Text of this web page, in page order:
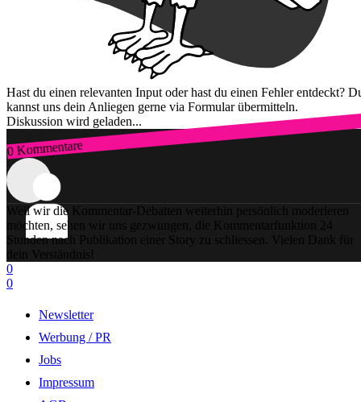
Hast du einen relevanten Input oder hast du einen Fehler entdeckt?
kannst uns dein Anliegen gerne via Formular übermitteln.
Diskussion wird geladen...
0 Kommentare
Zum Login
Weil wir die Kommentar-Debatten weiterhin persönlich moderieren
möchten, sehen wir uns gezwungen, die Kommentarfunktion 24
Stunden nach Publikation einer Story zu schliessen. Vielen Dank für
dein Verständnis!
0
0
Newsletter
Werbung / PR
Jobs
Impressum